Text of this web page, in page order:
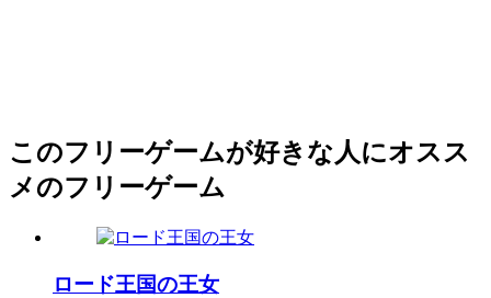
このフリーゲームが好きな人にオスス
メのフリーゲーム
ロード王国の王女